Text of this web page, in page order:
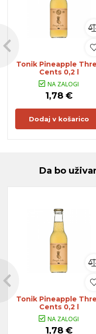
Tonik Pineapple
Cents 0,2 l
NA ZALOGI
1,78 €
Dodaj v košarico
Da bo
Tonik Pineapple
Cents 0,2 l
NA ZALOGI
1,78 €